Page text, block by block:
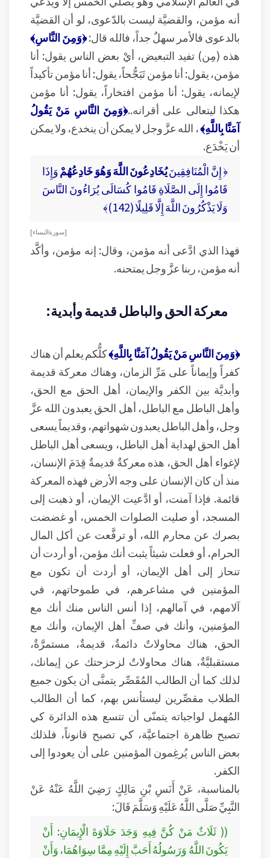
أنه مؤمن، والقضيَّة ليست بالدّعوى، لو أن القضيَّة
بالدعوى فالأمر سهلٌ جداً، فالله قال:﴿وَمِنَ النَّاسِ﴾
هذه (مِن) تفيد التبعيض، أيْ بعض الناس يقول: أنا
مؤمن، يقول: أنا مؤمن تَبَجُّحاً، يقول: أنا مؤمن تأكيداً
لإيمانه، يقول: أنا مؤمن افتخاراً، يقول: أنا مؤمن
هكذا ليتعالى على أقرانه..﴿وَمِنَ النَّاسِ مَنْ يَقُولُ
آمَنَّا بِاللَّهِ﴾، الله عزَّ وجل لا يمكن أن ينخدع، ولا يمكن
أن يَخْدَع.
﴿ إِنَّ الْمُنَافِقِينَيُخَادِعُونَ اللَّهَ وَهُوَ خَادِعُهُمْوَإِذَا
قَامُوا إِلَى الصَّلَاةِ قَامُوا كُسَالَى يُرَاءُونَ النَّاسَ
وَلَا يَذْكُرُونَ اللَّهَ إِلَّا قَلِيلًا (142)﴾
[ سورة النساء ]
فهذا الذي ادَّعى أنه مؤمن، وقال: إنه مؤمن، وأكَّد
أنه مؤمن، ربنا عزَّ وجل يمتحنه.
معركة الحق والباطل قديمة وأبدية:
﴿وَمِنَ النَّاسِ مَنْ يَقُولُ آمَنَّا بِاللَّهِ﴾كلُّكم يعلم أن هناك
كفراً وإيماناً على مَرِّ الزمان، وهناك معركة قديمة
وأبديَّة بين الكفر والإيمان، أهل الحق مع الحق،
وأهل الباطل مع الباطل، أهل الحق يعبدون الله عزَّ
وجل، وأهل الباطل يعبدون شهواتهم، وقديماً يسعى
أهل الحق لهداية أهل الباطل، ويسعى أهل الباطل
لإغواء أهل الحق، هذه معركةٌ قديمةٌ قِدَمَ الإنسان،
منذ أن كان الإنسان على وجه الأرض فهذه المعركة
قائمة. فإذا آمنت، أو ادَّعيت الإيمان، أو ذهبت إلى
المسجد، أو صليت الصلوات الخمس، أو غضضت
بصرك عن محارم الله، أو ترفَّعت عن أكل المال
الحرام، أو فعلت شيئاً يثبت أنك مؤمن، أو أردت أن
تنحاز إلى أهل الإيمان، أو أردت أن تكون مع
المؤمنين في مشاعرهم، في طموحاتهم، في
آلامهم، في آمالهم، إذا أنس الناس منك أنك مع
المؤمنين، وأنك في صفِّ أهل الإيمان، وأنك مع
الحق، هناك محاولاتٌ دائمةٌ، قديمةٌ، مستمرَّةٌ،
مستقبليَّةٌ، هناك محاولاتٌ لزحزحتك عن إيمانك،
لذلك كما أن الطالب المُقَصِّر يتمنَّى أن يكون جميع
الطلاب مقصِّرين ليستأنس بهم، كما أن الطالب
المُهمل لواجباته يتمنّى أن تتسع هذه الدائرة كي
تصبح ظاهرة اجتماعيَّة، كي تصبح قانوناً، فلذلك
بعض الناس يُرغِمون المؤمنين على أن يعودوا إلى
الكفر.
بالمناسبة، عَنْ أَنَسِ بْنِ مَالِكٍ رَضِيَ اللَّهُ عَنْهُ عَنْ
النَّبِيِّ صَلَّى اللَّهُ عَلَيْهِ وَسَلَّمَ قَالَ:
(( ثَلَاثٌ مَنْ كُنَّ فِيهِ وَجَدَ حَلَاوَةَ الْإِيمَانِ: أَنْ
يَكُونَ اللَّهُ وَرَسُولُهُ أَحَبَّ إِلَيْهِ مِمَّا سِوَاهُمَا، وَأَنْ